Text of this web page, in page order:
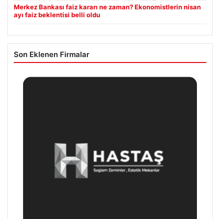
Merkez Bankası faiz kararı ne zaman? Ekonomistlerin nisan
ayı faiz beklentisi belli oldu
Son Eklenen Firmalar